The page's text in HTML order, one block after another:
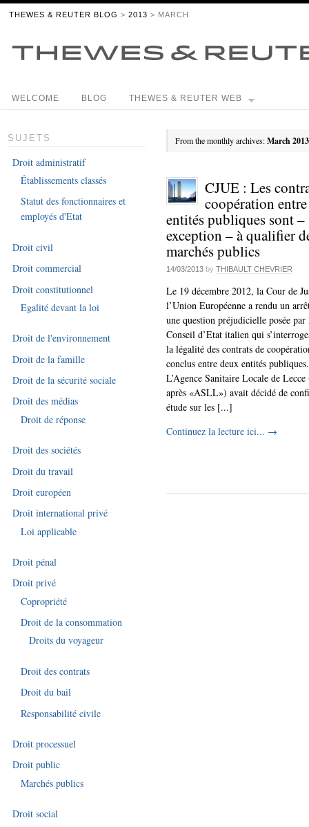
THEWES & REUTER BLOG > 2013 > MARCH
WELCOME BLOG THEWES & REUTER WEB
From the monthly archives:March 2013
CJUE : Les
coopération entre
entités publiques sont –
exception – à qualifier
marchés publics
14/03/2013 by THIBAULT CHEVRIER
Le 19 décembre 2012, la Cour de
l’Union Européenne a rendu un
une question préjudicielle posée par
Conseil d’Etat italien qui
la légalité des contrats de
conclus entre deux entités publiques.
L’Agence Sanitaire Locale de
après «ASLL») avait décidé de
étude sur les [...]
Continuez la lecture ici... →
SUJETS
Droit administratif
Établissements classés
Statut des fonctionnaires et
employés d'Etat
Droit civil
Droit commercial
Droit constitutionnel
Egalité devant la loi
Droit de l'environnement
Droit de la famille
Droit de la sécurité sociale
Droit des médias
Droit de réponse
Droit des sociétés
Droit du travail
Droit européen
Droit international privé
Loi applicable
Droit pénal
Droit privé
Copropriété
Droit de la consommation
Droits du voyageur
Droit des contrats
Droit du bail
Responsabilité civile
Droit processuel
Droit public
Marchés publics
Droit social